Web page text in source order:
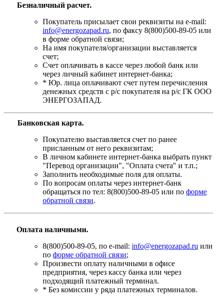
Безналичный расчет.
Покупатель присылает свои реквизиты на e-mail:
info@energozapad.ru, по факсу 8(800)500-89-05 или
в форме обратной связи;
На имя покупателя/организации выставляется
счет;
Счет оплачивать в кассе через любой банк или
через личный кабинет интернет-банка;
* Юр. лица оплачивают счет путем перечисления
денежных средств с р/с покупателя на р/с ГК ООО
ЭНЕРГОЗАПАД.
Банковская карта.
Покупателю выставляется счет по ранее
присланным от него реквизитам;
В личном кабинете интернет-банка выбрать пункт
"Перевод организации", "Оплата счета" и т.п.;
Заполнить необходимые поля для оплаты.
По вопросам оплаты через интернет-банк
обращаться по тел: 8(800)500-89-05 или по форме
обратной связи.
Оплата наличными.
8(800)500-89-05, по e-mail: info@energozapad.ru или
по форме обратной связи;
Произвести оплату наличными в офисе
предприятия, через кассу банка или через
подходящий платежный терминал.
* Без комиссии у ряда платежных терминалов.